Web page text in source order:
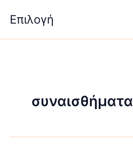
στοΕπιλογή
συναισθήματα